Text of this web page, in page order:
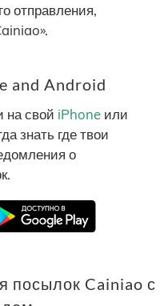
отправления,
and Android
на свой iPhone или
знать где твои
о
посылок Cainiao с